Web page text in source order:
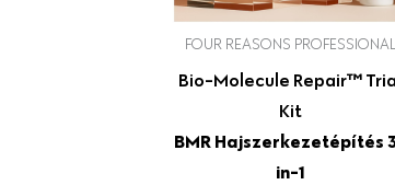
FOUR REASONS PROFESSIONAL
Bio-Molecule Repair™
Kit
BMR Hajszerkezetépítés
in-1
l
p
r
i
c
p
r
i
e